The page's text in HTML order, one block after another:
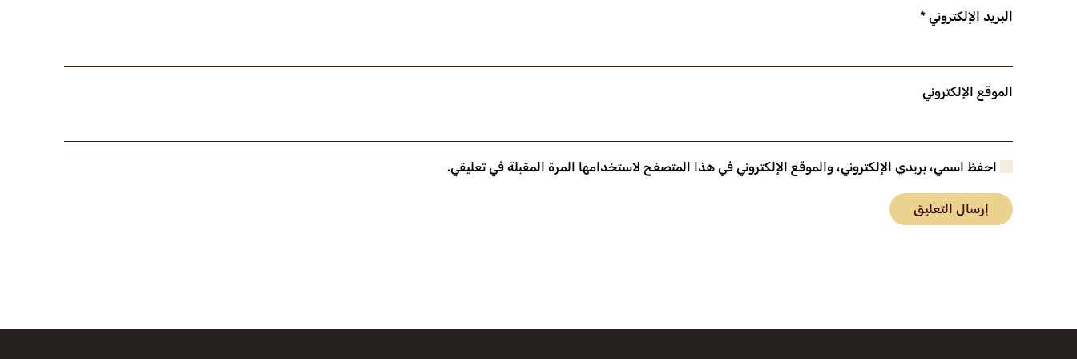
البريد الإلكتروني *
الموقع الإلكتروني
احفظ اسمي، بريدي الإلكتروني، والموقع الإلكتروني في هذا المتصفح لاستخدامها المرة المقبلة في تعليقي.
إرسال التعليق